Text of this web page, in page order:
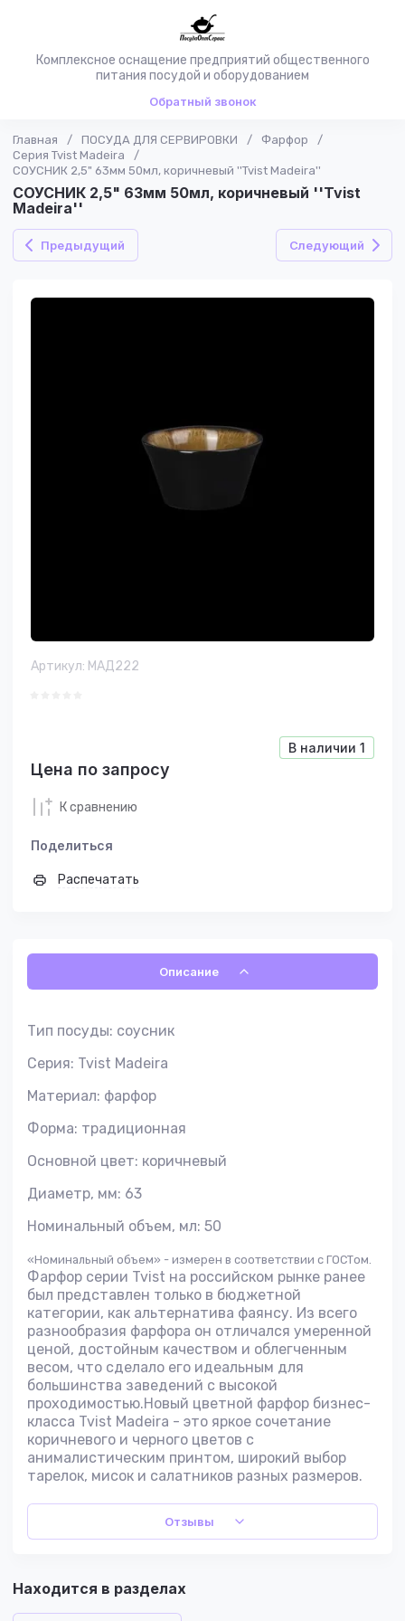
Комплексное оснащение предприятий общественного
питания посудой и оборудованием
Обратный звонок
Главная / ПОСУДА ДЛЯ СЕРВИРОВКИ / Фарфор
/
Серия Tvist Madeira
/
СОУСНИК 2,5" 63мм 50мл, коричневый ''Tvist Madeira''
СОУСНИК 2,5" 63мм 50мл, коричневый ''Tvist
Madeira''
Предыдущий Следующий
Артикул: МАД222
В наличии 1
Цена по запросу
К сравнению
Поделиться
Распечатать
Описание
Тип посуды: соусник
Серия: Tvist Madeira
Материал: фарфор
Форма: традиционная
Основной цвет: коричневый
Диаметр, мм: 63
Номинальный объем, мл: 50
«Номинальный объем» - измерен в соответствии с ГОСТом.
Фарфор серии Tvist на российском рынке ранее
был представлен только в бюджетной
категории, как альтернатива фаянсу. Из всего
разнообразия фарфора он отличался умеренной
ценой, достойным качеством и облегченным
весом, что сделало его идеальным для
большинства заведений с высокой
проходимостью.Новый цветной фарфор бизнес-
класса Tvist Madeira - это яркое сочетание
коричневого и черного цветов с
анималистическим принтом, широкий выбор
тарелок, мисок и салатников разных размеров.
Отзывы
Находится в разделах